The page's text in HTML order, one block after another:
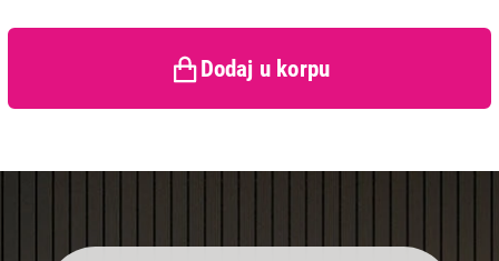
kupaca po osnovu zakona o
Dodaj u korpu